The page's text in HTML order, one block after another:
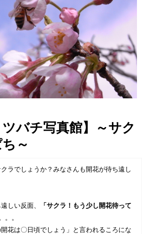
ツバチ写真館】～サク
～
ラでしょうか？みなさんも開花が待ち遠し
しい反面、
「サクラ！もう少し開花待って
。。
花は〇日頃でしょう」と言われるころにな
はちみつ類】 >
お酒】
>
>
>
ミツバチプロジェクト